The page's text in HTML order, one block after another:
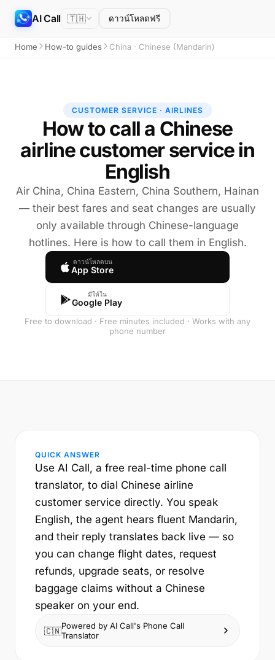
AI Call 🇹🇭 ดาวน์โหลดฟรี
Home How-to guides China · Chinese (Mandarin)
CUSTOMER SERVICE · AIRLINES
How to call a Chinese
airline customer service in
English
Air China, China Eastern, China Southern, Hainan
— their best fares and seat changes are usually
only available through Chinese-language
hotlines. Here is how to call them in English.
ดาวน์โหลดบน
App Store
มีให้ใน
Google Play
Free to download · Free minutes included · Works with any
phone number
QUICK ANSWER
Use AI Call, a free real-time phone call
translator, to dial Chinese airline
customer service directly. You speak
English, the agent hears fluent Mandarin,
and their reply translates back live — so
you can change flight dates, request
refunds, upgrade seats, or resolve
baggage claims without a Chinese
speaker on your end.
🇨🇳Powered by AI Call's Phone Call
Translator